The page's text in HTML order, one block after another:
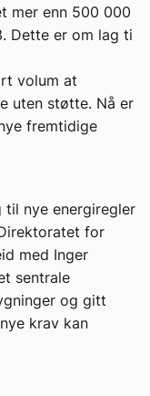
mer enn 500 000
Dette er om lag ti
volum at
uten støtte. Nå er
fremtidige
til nye energiregler
for
med Inger
sentrale
og gitt
krav kan